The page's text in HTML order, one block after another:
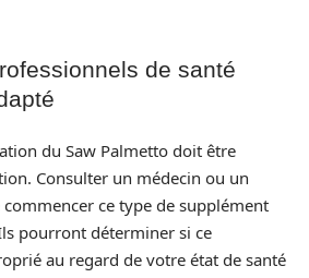
de santé
du Saw Palmetto doit être
Consulter un médecin ou un
ce type de supplément
pourront déterminer si ce
au regard de votre état de santé